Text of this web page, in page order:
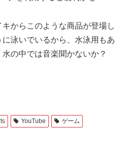
からこのような商品が登場し
泳いでいるから、水泳用もあ
の中では音楽聞かないか？
YouTube
ゲーム